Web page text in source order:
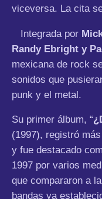
viceversa. La cita
Integrada por
Randy Ebright y
mexicana de rock
sonidos que
punk y el metal.
Su primer álbum, “
(1997), registró
y fue destacado
1997 por varios
que compararon a
bandas ya